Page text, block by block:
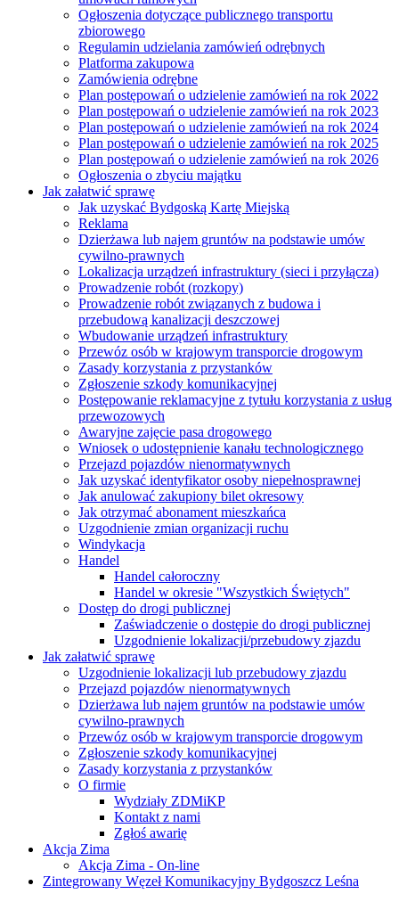
Ogłoszenia dotyczące publicznego transportu
zbiorowego
Regulamin udzielania zamówień odrębnych
Platforma zakupowa
Zamówienia odrębne
Plan postępowań o udzielenie zamówień na rok 2022
Plan postępowań o udzielenie zamówień na rok 2023
Plan postępowań o udzielenie zamówień na rok 2024
Plan postępowań o udzielenie zamówień na rok 2025
Plan postępowań o udzielenie zamówień na rok 2026
Ogłoszenia o zbyciu majątku
Jak załatwić sprawę
Jak uzyskać Bydgoską Kartę Miejską
Reklama
Dzierżawa lub najem gruntów na podstawie umów
cywilno-prawnych
Lokalizacja urządzeń infrastruktury (sieci i przyłącza)
Prowadzenie robót (rozkopy)
Prowadzenie robót związanych z budowa i
przebudową kanalizacji deszczowej
Wbudowanie urządzeń infrastruktury
Przewóz osób w krajowym transporcie drogowym
Zasady korzystania z przystanków
Zgłoszenie szkody komunikacyjnej
Postępowanie reklamacyjne z tytułu korzystania z usług
przewozowych
Awaryjne zajęcie pasa drogowego
Wniosek o udostępnienie kanału technologicznego
Przejazd pojazdów nienormatywnych
Jak uzyskać identyfikator osoby niepełnosprawnej
Jak anulować zakupiony bilet okresowy
Jak otrzymać abonament mieszkańca
Uzgodnienie zmian organizacji ruchu
Windykacja
Handel
Handel całoroczny
Handel w okresie "Wszystkich Świętych"
Dostęp do drogi publicznej
Zaświadczenie o dostępie do drogi publicznej
Uzgodnienie lokalizacji/przebudowy zjazdu
Jak załatwić sprawę
Uzgodnienie lokalizacji lub przebudowy zjazdu
Przejazd pojazdów nienormatywnych
Dzierżawa lub najem gruntów na podstawie umów
cywilno-prawnych
Przewóz osób w krajowym transporcie drogowym
Zgłoszenie szkody komunikacyjnej
Zasady korzystania z przystanków
O firmie
Wydziały ZDMiKP
Kontakt z nami
Zgłoś awarię
Akcja Zima
Akcja Zima - On-line
Zintegrowany Węzeł Komunikacyjny Bydgoszcz Leśna